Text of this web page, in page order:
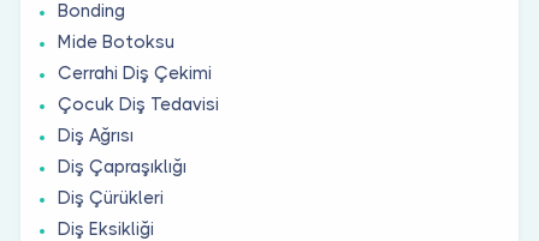
Bonding
Mide Botoksu
Cerrahi Diş Çekimi
Çocuk Diş Tedavisi
Diş Ağrısı
Diş Çapraşıklığı
Diş Çürükleri
Diş Eksikliği